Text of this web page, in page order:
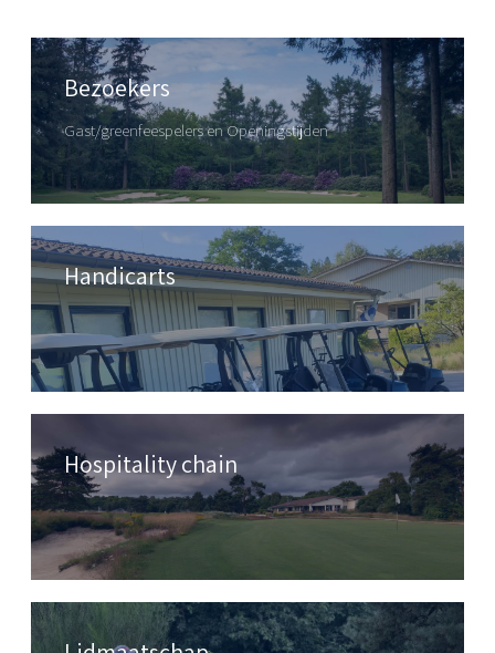
Bezoekers
Gast/greenfeespelers en Openingstijden
Handicarts
Hospitality chain